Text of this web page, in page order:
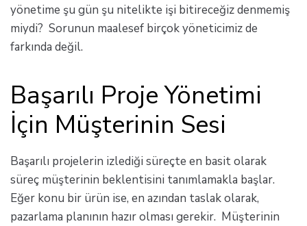
yönetime şu gün şu nitelikte işi bitireceğiz denmemiş
miydi? Sorunun maalesef birçok yöneticimiz de
farkında değil.
Başarılı Proje Yönetimi
İçin Müşterinin Sesi
Başarılı projelerin izlediği süreçte en basit olarak
süreç müşterinin beklentisini tanımlamakla başlar.
Eğer konu bir ürün ise, en azından taslak olarak,
pazarlama planının hazır olması gerekir. Müşterinin